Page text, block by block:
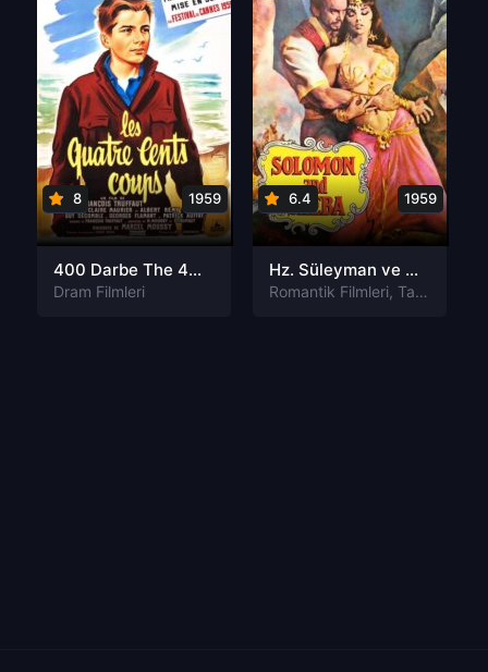
8 1959
400 Darbe The 400 Blows Türkçe Dublaj izle
Dram Filmleri
6.4 1959
Hz. Süleyman ve Saba Melikesi Solomon and Sheba Tr Dublaj izle
Romantik Filmleri, Tarih Filmleri